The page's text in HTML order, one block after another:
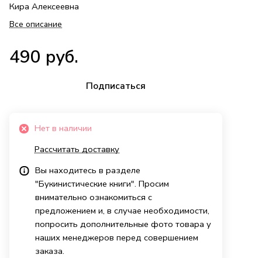
Кира Алексеевна
Все описание
490 руб.
Подписаться
Нет в наличии
Рассчитать доставку
Вы находитесь в разделе
"Букинистические книги". Просим
внимательно ознакомиться с
предложением и, в случае необходимости,
попросить дополнительные фото товара у
наших менеджеров перед совершением
заказа.